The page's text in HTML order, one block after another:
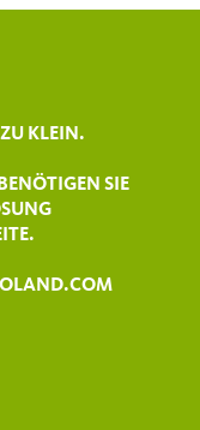
KLEIN.
SIE